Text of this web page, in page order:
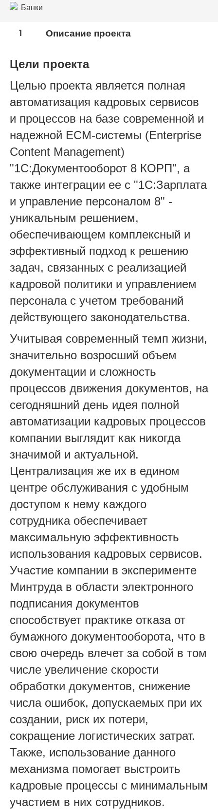
Банки
1 Описание проекта
Цели проекта
Целью проекта является полная
автоматизация кадровых сервисов
и процессов на базе современной и
надежной ECM-системы (Enterprise
Content Management)
"1С:Документооборот 8 КОРП", а
также интеграции ее с "1С:Зарплата
и управление персоналом 8" -
уникальным решением,
обеспечивающем комплексный и
эффективный подход к решению
задач, связанных с реализацией
кадровой политики и управлением
персонала с учетом требований
действующего законодательства.
Учитывая современный темп жизни,
значительно возросший объем
документации и сложность
процессов движения документов, на
сегодняшний день идея полной
автоматизации кадровых процессов
компании выглядит как никогда
значимой и актуальной.
Централизация же их в едином
центре обслуживания с удобным
доступом к нему каждого
сотрудника обеспечивает
максимальную эффективность
использования кадровых сервисов.
Участие компании в эксперименте
Минтруда в области электронного
подписания документов
способствует практике отказа от
бумажного документооборота, что в
свою очередь влечет за собой в том
числе увеличение скорости
обработки документов, снижение
числа ошибок, допускаемых при их
создании, риск их потери,
сокращение логистических затрат.
Также, использование данного
механизма помогает выстроить
кадровые процессы с минимальным
участием в них сотрудников.